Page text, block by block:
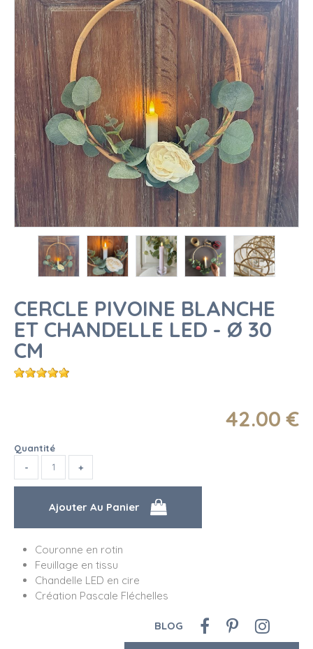
CERCLE PIVOINE BLANCHE
ET CHANDELLE LED - Ø 30
CM
42.00 €
Quantité
Couronne en rotin
Feuillage en tissu
Chandelle LED en cire
Création Pascale Fléchelles
BLOG